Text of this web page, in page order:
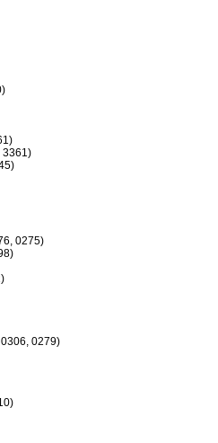
3361)
0275)
0279)